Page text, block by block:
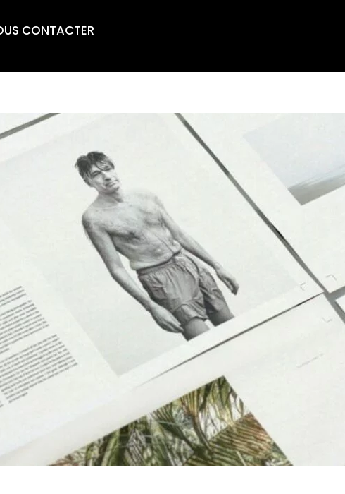
CONTACTER